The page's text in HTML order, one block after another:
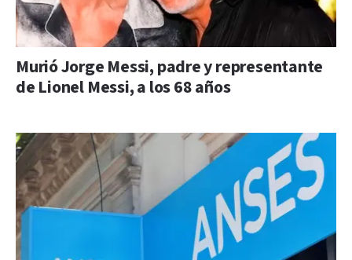
Murió Jorge Messi, padre y representante
de Lionel Messi, a los 68 años